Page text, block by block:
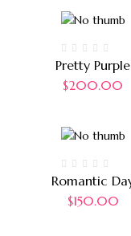
Pretty Purple
$200.00
Romantic
$150.00